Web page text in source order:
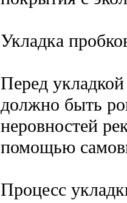
Укладка
Перед
должно быть
неровностей
помощью
Процесс